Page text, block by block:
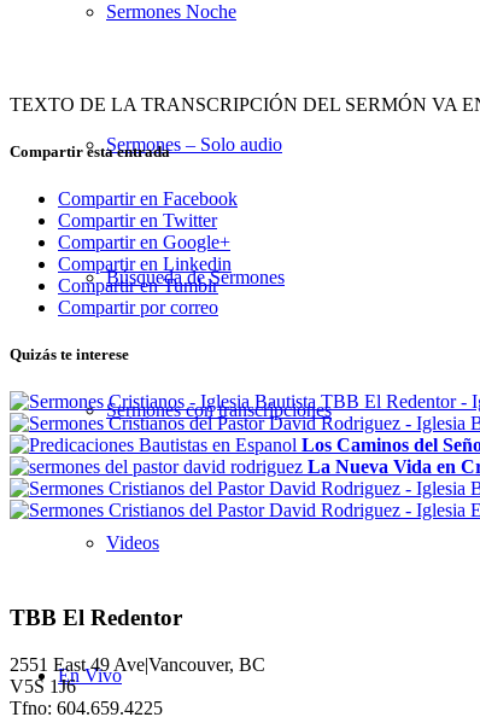
Sermones Noche
Sermones – Solo audio
Búsqueda de Sermones
Sermones con transcripciones
Videos
En Vivo
TEXTO DE LA TRANSCRIPCIÓN DEL SERMÓN VA
Compartir esta entrada
Compartir en Facebook
Compartir en Twitter
Compartir en Google+
Compartir en Linkedin
Compartir en Tumblr
Compartir por correo
Quizás te interese
Los Caminos del
La Nueva Vida en
TBB El Redentor
2551 East 49 Ave|Vancouver, BC
V5S 1J6
Tfno: 604.659.4225